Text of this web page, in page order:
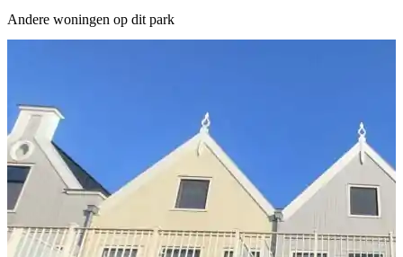
Andere woningen op dit park